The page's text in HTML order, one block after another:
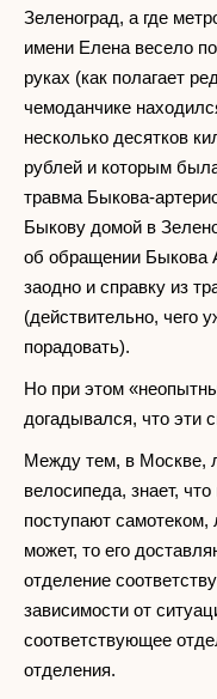
Зеленоград, а где
имени Елена весело
руках (как полагает
чемоданчике
несколько десятков
рублей и которым
травма Быкова-
Быкову домой в
об обращении
заодно и справку из
(действительно, чего
порадовать).
Но при этом
догадывался, что эти
Между тем, в Москве,
велосипеда, знает,
поступают
может, то его
отделение
зависимости от
соответствующее
отделения.